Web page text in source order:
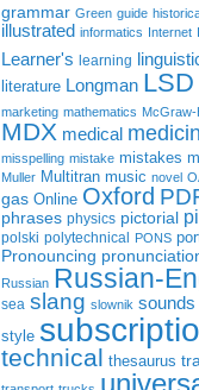
grammar Green guide
illustrated informatics Internet
Learner's learning
literature Longman LSD
marketing mathematics McGraw-
MDX medical
misspelling mistake mistakes
Muller Multitran music novel
gas Online Oxford
phrases physics pictorial
polski polytechnical PONS
Pronouncing
Russian Russian-
sea slang slownik sounds
style
technical thesaurus